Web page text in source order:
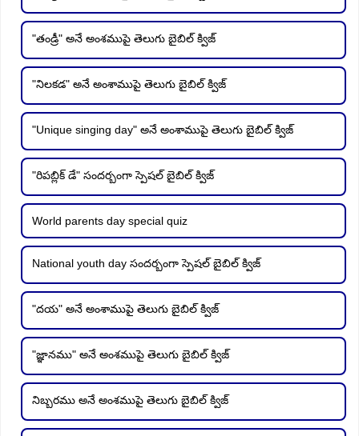
"తండ్రీ" అనే అంశముపై తెలుగు బైబిల్ క్విజ్
"నిలకడ" అనే అంశాముపై తెలుగు బైబిల్ క్విజ్
"Unique singing day" అనే అంశాముపై తెలుగు బైబిల్ క్విజ్
"రిపబ్లిక్ డే" సందర్బంగా స్పెషల్ బైబిల్ క్విజ్
World parents day special quiz
National youth day సందర్బంగా స్పెషల్ బైబిల్ క్విజ్
"దయ" అనే అంశాముపై తెలుగు బైబిల్ క్విజ్
"జ్ఞానము" అనే అంశముపై తెలుగు బైబిల్ క్విజ్
నిబ్బరము అనే అంశముపై తెలుగు బైబిల్ క్విజ్